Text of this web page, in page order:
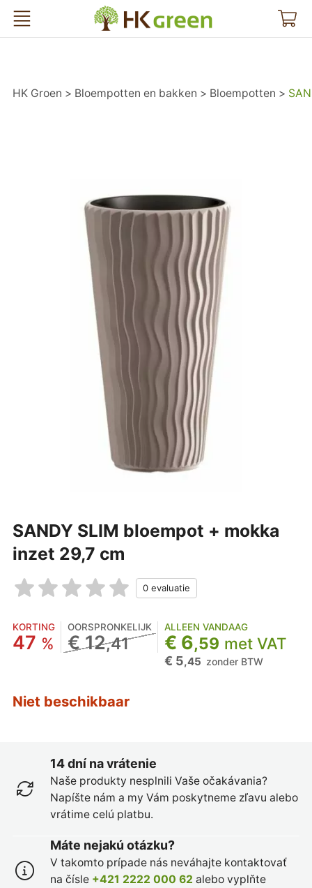
HK Groen
HK Groen Bloempotten en bakken Bloempotten
SANDY SLIM bloempot + mokka
inzet 29,7 cm
KORTING
47 %
OORSPRONKELIJK
€ 12,41
ALLEEN VANDAAG
€ 6,59 met VAT
€ 5,45 zonder BTW
Niet beschikbaar
14 dní na vrátenie
Naše produkty nesplnili Vaše očakávania?
Napíšte nám a my Vám poskytneme zľavu alebo
vrátime celú platbu.
Máte nejakú otázku?
V takomto prípade nás neváhajte kontaktovať
na čísle +421 2222 000 62 alebo vyplňte